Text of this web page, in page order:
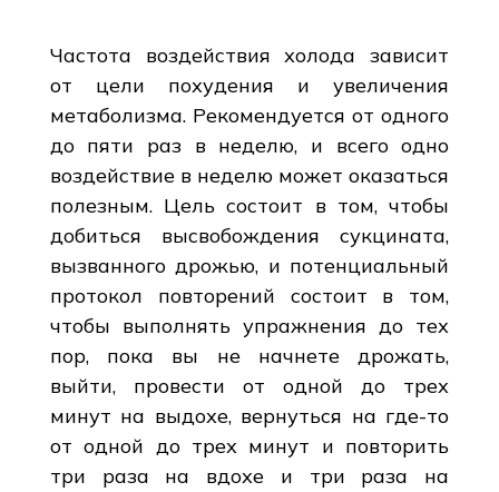
Частота воздействия холода зависит
от цели похудения и увеличения
метаболизма. Рекомендуется от одного
до пяти раз в неделю, и всего одно
воздействие в неделю может оказаться
полезным. Цель состоит в том, чтобы
добиться высвобождения сукцината,
вызванного дрожью, и потенциальный
протокол повторений состоит в том,
чтобы выполнять упражнения до тех
пор, пока вы не начнете дрожать,
выйти, провести от одной до трех
минут на выдохе, вернуться на где-то
от одной до трех минут и повторить
три раза на вдохе и три раза на